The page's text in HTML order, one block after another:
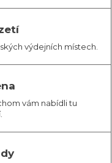
výdejních místech.
vám nabídli tu